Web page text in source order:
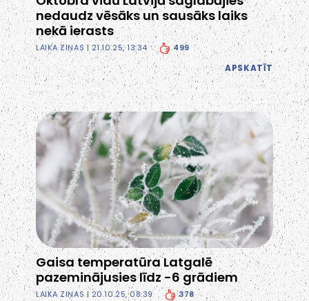
nedaudz vēsāks un sausāks laiks
nekā ierasts
LAIKA ZIŅAS| 21.10.25, 13:34 499
APSKATĪT
Gaisa temperatūra Latgalē
pazeminājusies līdz -6 grādiem
LAIKA ZIŅAS| 20.10.25, 08:39 378